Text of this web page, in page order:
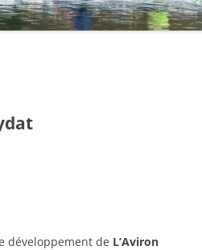
développement de L’Aviron